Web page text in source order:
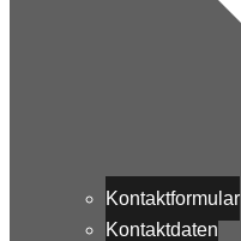
Kontaktformular
Kontaktdaten